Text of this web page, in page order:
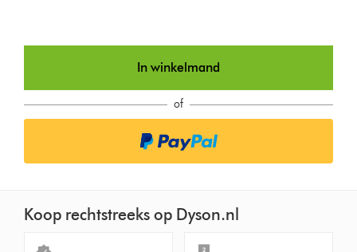
In winkelmand
of
Koop rechtstreeks op Dyson.nl